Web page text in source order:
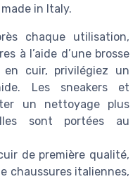
in Italy.
chaque utilisation,
à l’aide d’une brosse
en cuir, privilégiez un
Les sneakers et
un nettoyage plus
sont portées au
de première qualité,
chaussures italiennes,